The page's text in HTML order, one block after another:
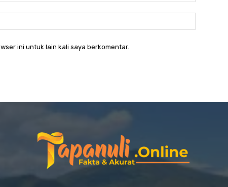
ini untuk lain kali saya berkomentar.